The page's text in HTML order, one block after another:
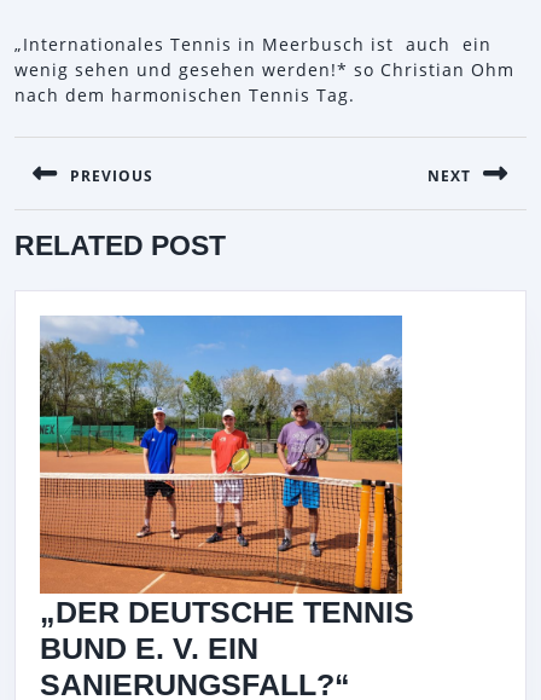
„Internationales Tennis in Meerbusch ist auch ein
wenig sehen und gesehen werden!* so Christian Ohm
nach dem harmonischen Tennis Tag.
BEITRAGSNAVIGATION
PREVIOUS
post:
NEXT
RELATED POST
„DER DEUTSCHE TENNIS
BUND E. V. EIN
SANIERUNGSFALL?“